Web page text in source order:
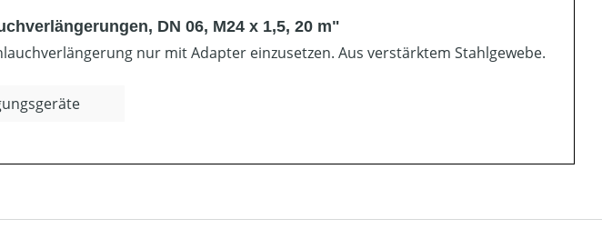
DN 06, M24 x 1,5, 20 m"
nur mit Adapter einzusetzen. Aus verstärktem Stahlgewebe.